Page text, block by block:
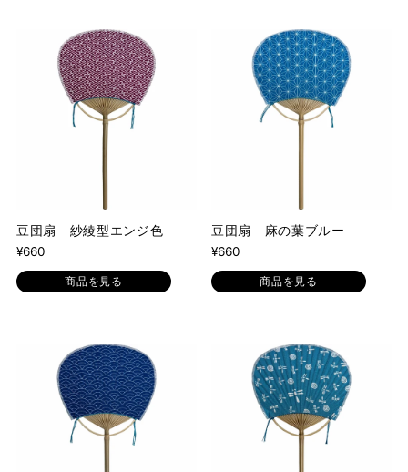
豆団扇 紗綾型エンジ色
¥660
商品を見る
豆団扇 麻の葉ブルー
¥660
商品を見る